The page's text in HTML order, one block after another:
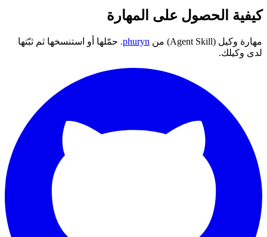
كيفية الحصول على المهارة
مهارة وكيل (Agent Skill) من phuryn. حمّلها أو استنسخها ثم ثبّتها
لدى وكيلك.